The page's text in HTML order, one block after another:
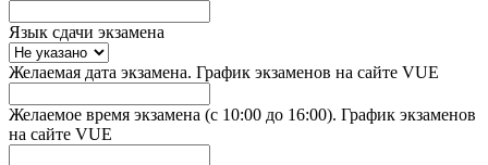
Язык сдачи экзамена
Желаемая дата экзамена. График экзаменов на сайте VUE
Желаемое время экзамена (с 10:00 до 16:00). График экзаменов
на сайте VUE